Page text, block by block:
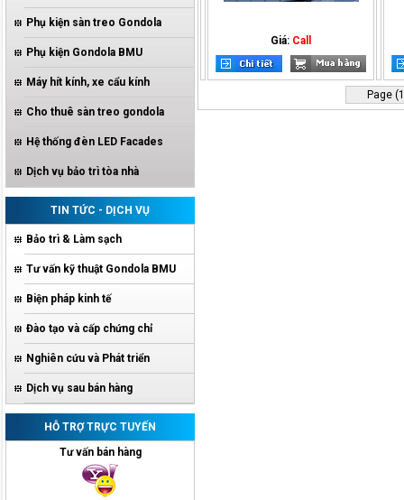
Phụ kiện sàn treo Gondola
Phụ kiện Gondola BMU
Máy hít kính, xe cẩu kính
Cho thuê sàn treo gondola
Hệ thống đèn LED Facades
Dịch vụ bảo trì tòa nhà
TIN TỨC - DỊCH VỤ
Bảo trì & Làm sạch
Tư vấn kỹ thuật Gondola BMU
Biện pháp kinh tế
Đào tạo và cấp chứng chỉ
Nghiên cứu và Phát triển
Dịch vụ sau bán hàng
HỖ TRỢ TRỰC TUYẾN
Tư vấn bán hàng
Giá: Call
Page